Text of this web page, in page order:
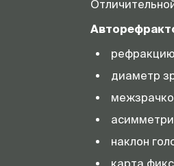
диаметр
наклон
карта